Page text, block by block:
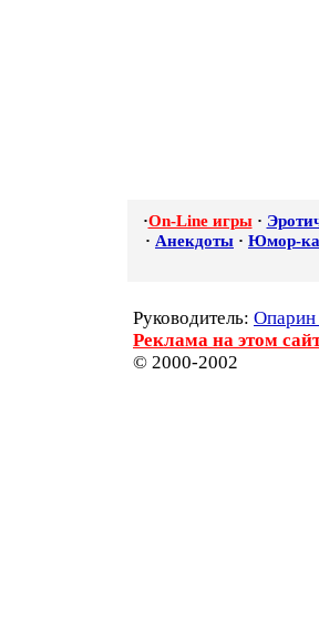
·On-Line игры·
· Анекдоты · Юмор-
Руководитель: Опарин
Реклама на этом
© 2000-2002